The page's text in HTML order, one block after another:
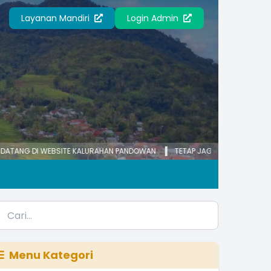
Layanan Mandiri Login Admin
WEBSITE KALURAHAN PANDOWAN TETAP JAGA DIRI, JAGA KELUARGA,
Menu Kategori